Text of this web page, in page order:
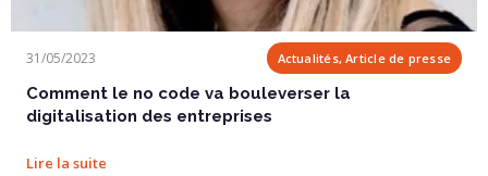
31/05/2023 Actualités, Article de presse
Comment le no code va bouleverser la
digitalisation des entreprises
Lire la suite